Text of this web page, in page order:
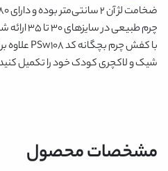
چرم طبیعی در سایزهای ۳۰ تا ۳۵ ارائه شده است.
کفش چرم بچگانه کد PSw108
علاوه بر
شیک و لاکچری کودک خود را تکمیل کنید.
مشخصات محصول